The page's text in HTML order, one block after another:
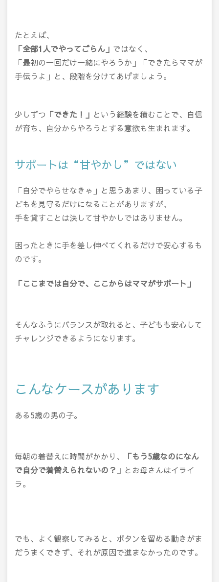
たとえば、
「全部1人でやってごらん」 ではなく、
「最初の一回だけ一緒にやろうか」「できたらママが
手伝うよ」と、段階を分けてあげましょう。
少しずつ 「できた！」 という経験を積むことで、自信
が育ち、自分からやろうとする意欲も生まれます。
サポートは“甘やかし”ではない
「自分でやらせなきゃ」と思うあまり、困っている子
どもを見守るだけになることがありますが、
手を貸すことは決して甘やかしではありません。
困ったときに手を差し伸べてくれるだけで安心するも
のです。
「ここまでは自分で、ここからはママがサポート」
そんなふうにバランスが取れると、子どもも安心して
チャレンジできるようになります。
こんなケースがあります
ある5歳の男の子。
毎朝の着替えに時間がかかり、
「もう5歳なのになん
で自分で着替えられないの？」 とお母さんはイライ
ラ。
でも、よく観察してみると、ボタンを留める動きがま
だうまくできず、それが原因で進まなかったのです。